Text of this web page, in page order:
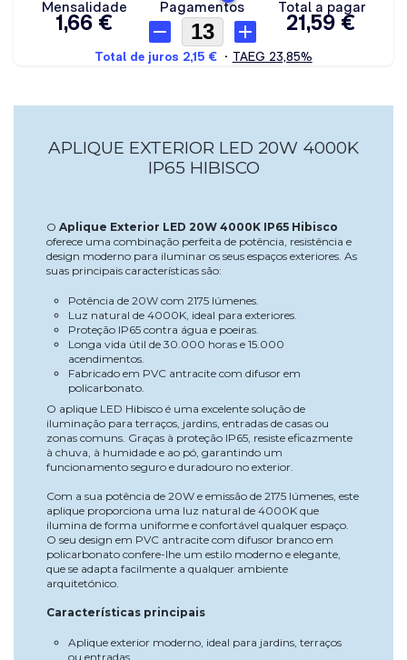
APLIQUE EXTERIOR LED 20W 4000K
IP65 HIBISCO
O Aplique Exterior LED 20W 4000K IP65 Hibisco
oferece uma combinação perfeita de potência, resistência e
design moderno para iluminar os seus espaços exteriores. As
suas principais características são:
Potência de 20W com 2175 lúmenes.
Luz natural de 4000K, ideal para exteriores.
Proteção IP65 contra água e poeiras.
Longa vida útil de 30.000 horas e 15.000
acendimentos.
Fabricado em PVC antracite com difusor em
policarbonato.
O aplique LED Hibisco é uma excelente solução de
iluminação para terraços, jardins, entradas de casas ou
zonas comuns. Graças à proteção IP65, resiste eficazmente
à chuva, à humidade e ao pó, garantindo um
funcionamento seguro e duradouro no exterior.
Com a sua potência de 20W e emissão de 2175 lúmenes, este
aplique proporciona uma luz natural de 4000K que
ilumina de forma uniforme e confortável qualquer espaço.
O seu design em PVC antracite com difusor branco em
policarbonato confere-lhe um estilo moderno e elegante,
que se adapta facilmente a qualquer ambiente
arquitetónico.
Características principais
Aplique exterior moderno, ideal para jardins, terraços
ou entradas.